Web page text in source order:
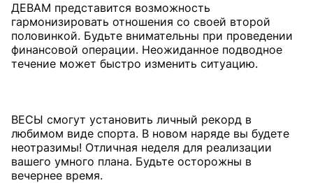
ДЕВАМ представится возможность
гармонизировать отношения со своей второй
половинкой. Будьте внимательны при проведении
финансовой операции. Неожиданное подводное
течение может быстро изменить ситуацию.
ВЕСЫ смогут установить личный рекорд в
любимом виде спорта. В новом наряде вы будете
неотразимы! Отличная неделя для реализации
вашего умного плана. Будьте осторожны в
вечернее время.